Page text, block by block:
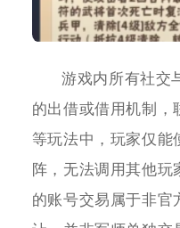
游戏内所有社交
的出借或借用机制，
等玩法中，玩家仅能
阵，无法调用其他玩
的账号交易属于非官